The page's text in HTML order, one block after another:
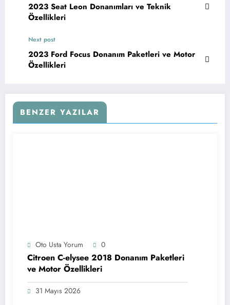
2023 Seat Leon Donanımları ve Teknik
Özellikleri
Next post
2023 Ford Focus Donanım Paketleri ve Motor
Özellikleri
BENZER YAZILAR
Oto Usta Yorum 0
Citroen C-elysee 2018 Donanım Paketleri
ve Motor Özellikleri
31 Mayıs 2026